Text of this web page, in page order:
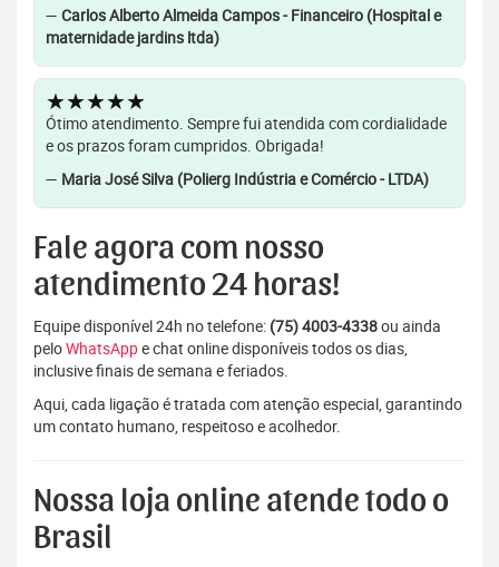
— Carlos Alberto Almeida Campos - Financeiro (Hospital e
maternidade jardins ltda)
★★★★★
Ótimo atendimento. Sempre fui atendida com cordialidade
e os prazos foram cumpridos. Obrigada!
— Maria José Silva (Polierg Indústria e Comércio - LTDA)
Fale agora com nosso
atendimento 24 horas!
Equipe disponível 24h no telefone: (75) 4003-4338ou ainda
peloWhatsAppe chat online disponíveis todos os dias,
inclusive finais de semana e feriados.
Aqui, cada ligação é tratada com atenção especial, garantindo
um contato humano, respeitoso e acolhedor.
Nossa loja online atende todo o
Brasil